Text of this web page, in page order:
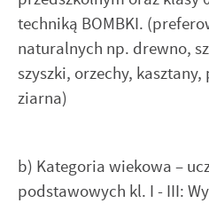
techniką BOMBKI.
naturalnych np. drewno,
szyszki, orzechy,
ziarna)
b) Kategoria wiekowa –
podstawowych kl. I - III: